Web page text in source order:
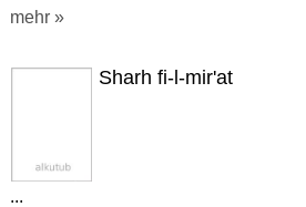
mehr »
Sharh fi-l-mir'at
...